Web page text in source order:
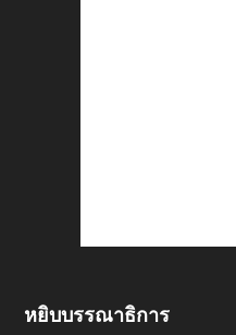
หยิบบรรณาธิการ